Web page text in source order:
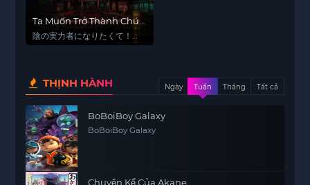
Ta Muốn Trở Thành Chúa
Tể Bóng Tối (Phần 2)
陰の実力者になりたくて！
THỊNH HÀNH Ngày Tuần Tháng Tất cả
BoBoiBoy Galaxy
BoBoiBoy Galaxy
Chuyện Kể Của Akane